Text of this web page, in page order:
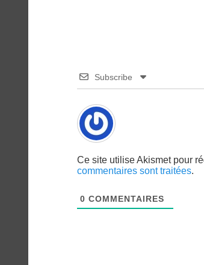
Subscribe
Ce site utilise Akismet pour
commentaires sont traitées.
0 COMMENTAIRES